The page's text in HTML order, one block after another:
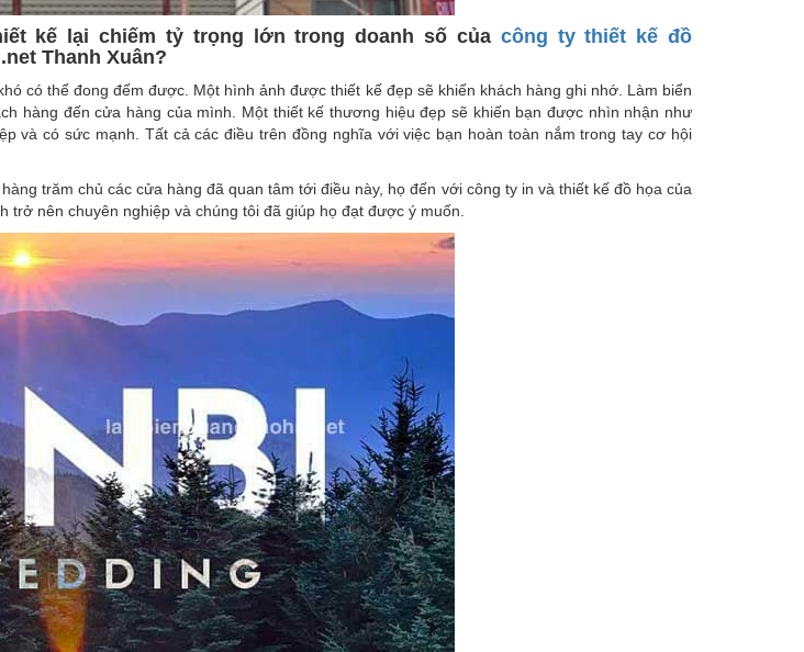
kế lại chiếm tỷ trọng lớn trong doanh số của công ty thiết kế đồ
Thanh Xuân?
có thể đong đếm được. Một hình ảnh được thiết kế đẹp sẽ khiến khách hàng ghi nhớ. Làm biển
hàng đến cửa hàng của mình. Một thiết kế thương hiệu đẹp sẽ khiến bạn được nhìn nhận như
và có sức mạnh. Tất cả các điều trên đồng nghĩa với việc bạn hoàn toàn nắm trong tay cơ hội
trăm chủ các cửa hàng đã quan tâm tới điều này, họ đến với công ty in và thiết kế đồ họa của
trở nên chuyên nghiệp và chúng tôi đã giúp họ đạt được ý muốn.